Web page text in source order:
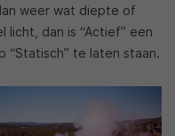
weer wat diepte of
licht, dan is “Actief” een
“Statisch” te laten staan.